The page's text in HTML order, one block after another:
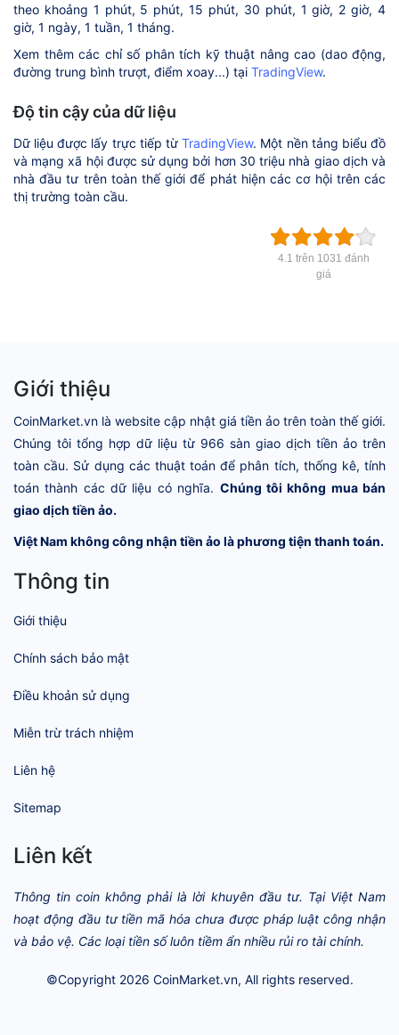
theo khoảng 1 phút, 5 phút, 15 phút, 30 phút, 1 giờ, 2 giờ, 4
giờ, 1 ngày, 1 tuần, 1 tháng.
Xem thêm các chỉ số phân tích kỹ thuật nâng cao (dao động,
đường trung bình trượt, điểm xoay...) tại TradingView.
Độ tin cậy của dữ liệu
Dữ liệu được lấy trực tiếp từTradingView. Một nền tảng biểu đồ
và mạng xã hội được sử dụng bởi hơn 30 triệu nhà giao dịch và
nhà đầu tư trên toàn thế giới để phát hiện các cơ hội trên các
thị trường toàn cầu.
4.1 trên 1031 đánh
giá
Giới thiệu
CoinMarket.vn là website cập nhật giá tiền ảo trên toàn thế giới.
Chúng tôi tổng hợp dữ liệu từ 966 sàn giao dịch tiền ảo trên
toàn cầu. Sử dụng các thuật toán để phân tích, thống kê, tính
toán thành các dữ liệu có nghĩa. Chúng tôi không mua bán
giao dịch tiền ảo.
Việt Nam không công nhận tiền ảo là phương tiện thanh toán.
Thông tin
Giới thiệu
Chính sách bảo mật
Điều khoản sử dụng
Miễn trừ trách nhiệm
Liên hệ
Sitemap
Liên kết
Thông tin coin không phải là lời khuyên đầu tư. Tại Việt Nam
hoạt động đầu tư tiền mã hóa chưa được pháp luật công nhận
và bảo vệ. Các loại tiền số luôn tiềm ẩn nhiều rủi ro tài chính.
©Copyright 2026 CoinMarket.vn, All rights reserved.